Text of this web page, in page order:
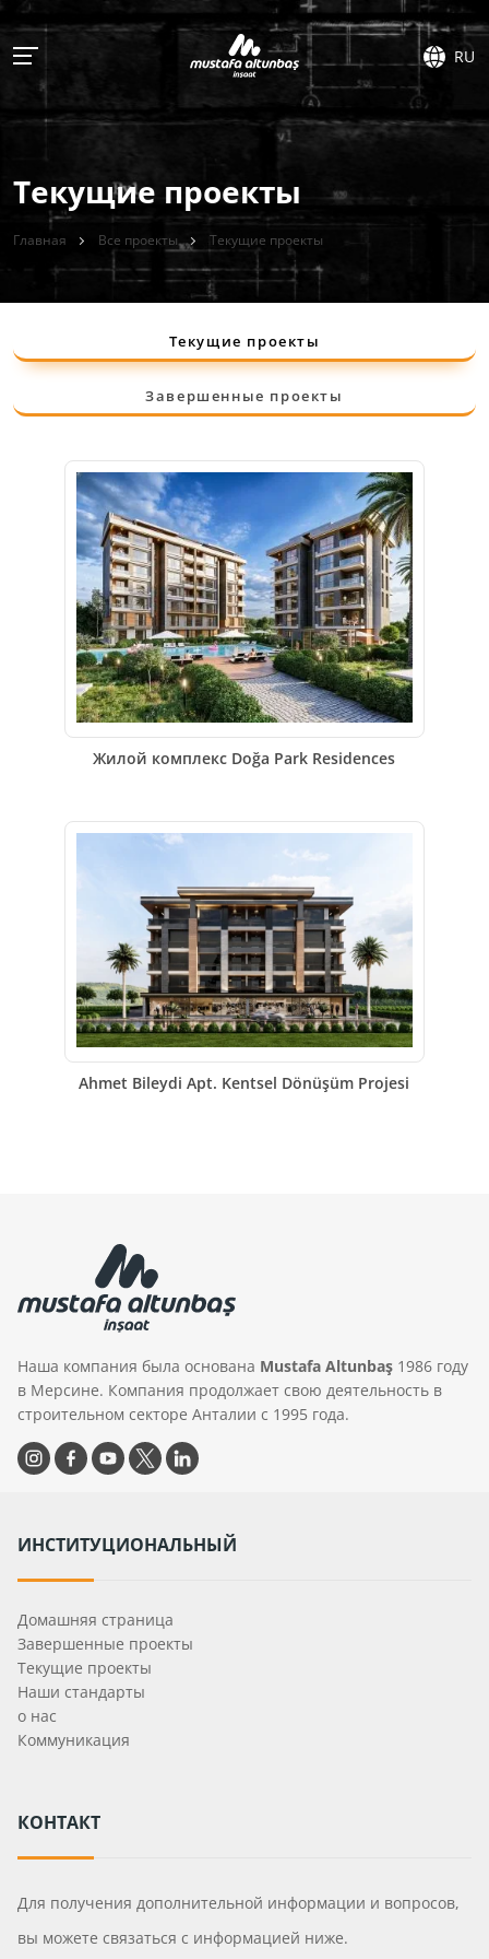
RU
Текущие проекты
Главная Все проекты Текущие проекты
Текущие проекты
Завершенные проекты
Жилой комплекс Doğa Park Residences
Ahmet Bileydi Apt. Kentsel Dönüşüm Projesi
Наша компания была основана Mustafa Altunbaş 1986 году
в Мерсине. Компания продолжает свою деятельность в
строительном секторе Анталии с 1995 года.
ИНСТИТУЦИОНАЛЬНЫЙ
Домашняя страница
Завершенные проекты
Текущие проекты
Наши стандарты
о нас
Коммуникация
КОНТАКТ
Для получения дополнительной информации и вопросов,
вы можете связаться с информацией ниже.